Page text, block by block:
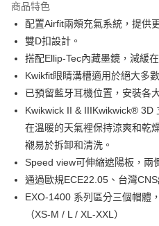
臺灣中小企業銀行
匯豐（台灣）商業銀行
聯邦商業銀行
元大商業銀行
玉山商業銀行
台灣樂天信用卡公司
Apple Pay
街口支付
悠遊付
Google Pay
全盈+PAY
大哥付你分期
【大哥付你分期使用說明】
1.本服務由台灣大哥大提供，台灣大哥
2.付款方式選擇「大哥付你分期」，
流程，驗證手機門號後，選擇欲分期
成交易。
AFTEE先享後付
相關說明
【關於「AFTEE先享後付」】
商品特色
配置Airfit兩頰充氣系統，提供
雙D扣設計。
搭配Ellip-Tec內藏墨鏡，減緩
Kwikfit眼睛溝槽適用於絕大多
已預留藍牙耳機位置，安裝各
Kwikwick II & IIIKwikwick® 3D
在溫暖的天氣裡保持涼爽和乾
襯易於拆卸和清洗。
Speed view可伸縮遮陽板，兩
通過歐規ECE22.05、台灣CNS
EXO-1400 系列區分三個帽體
（XS-M / L / XL-XXL）